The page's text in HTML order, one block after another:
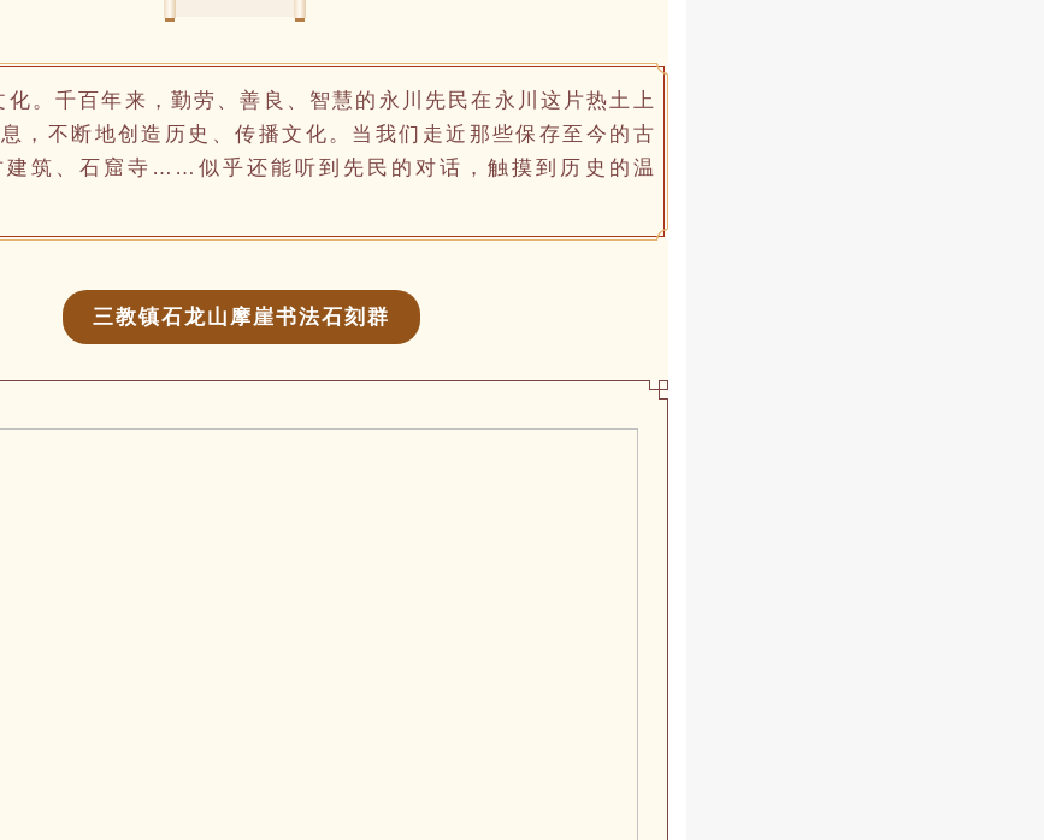
化。千百年来，勤劳、善良、智慧的永川先民在永川这片热土上
，不断地创造历史、传播文化。当我们走近那些保存至今的古
建筑、石窟寺……似乎还能听到先民的对话，触摸到历史的温
三教镇石龙山摩崖书法石刻群